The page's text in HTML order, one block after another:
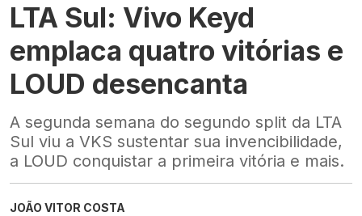
LTA Sul: Vivo Keyd
emplaca quatro vitórias e
LOUD desencanta
A segunda semana do segundo split da LTA
Sul viu a VKS sustentar sua invencibilidade,
a LOUD conquistar a primeira vitória e mais.
JOÃO VITOR COSTA